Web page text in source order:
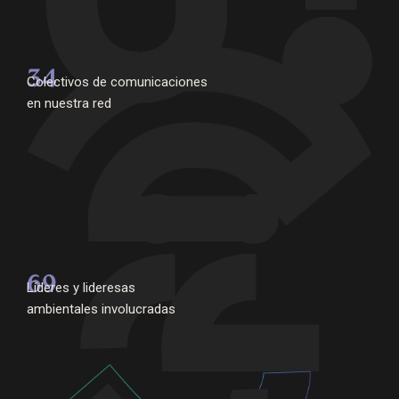
34
Colectivos de comunicaciones
en nuestra red
69
Líderes y lideresas
ambientales involucradas